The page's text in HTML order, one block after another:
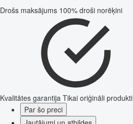
Drošs maksājums 100% droši norēķini
Kvalitātes garantija Tikai oriģināli produkti
Par šo preci